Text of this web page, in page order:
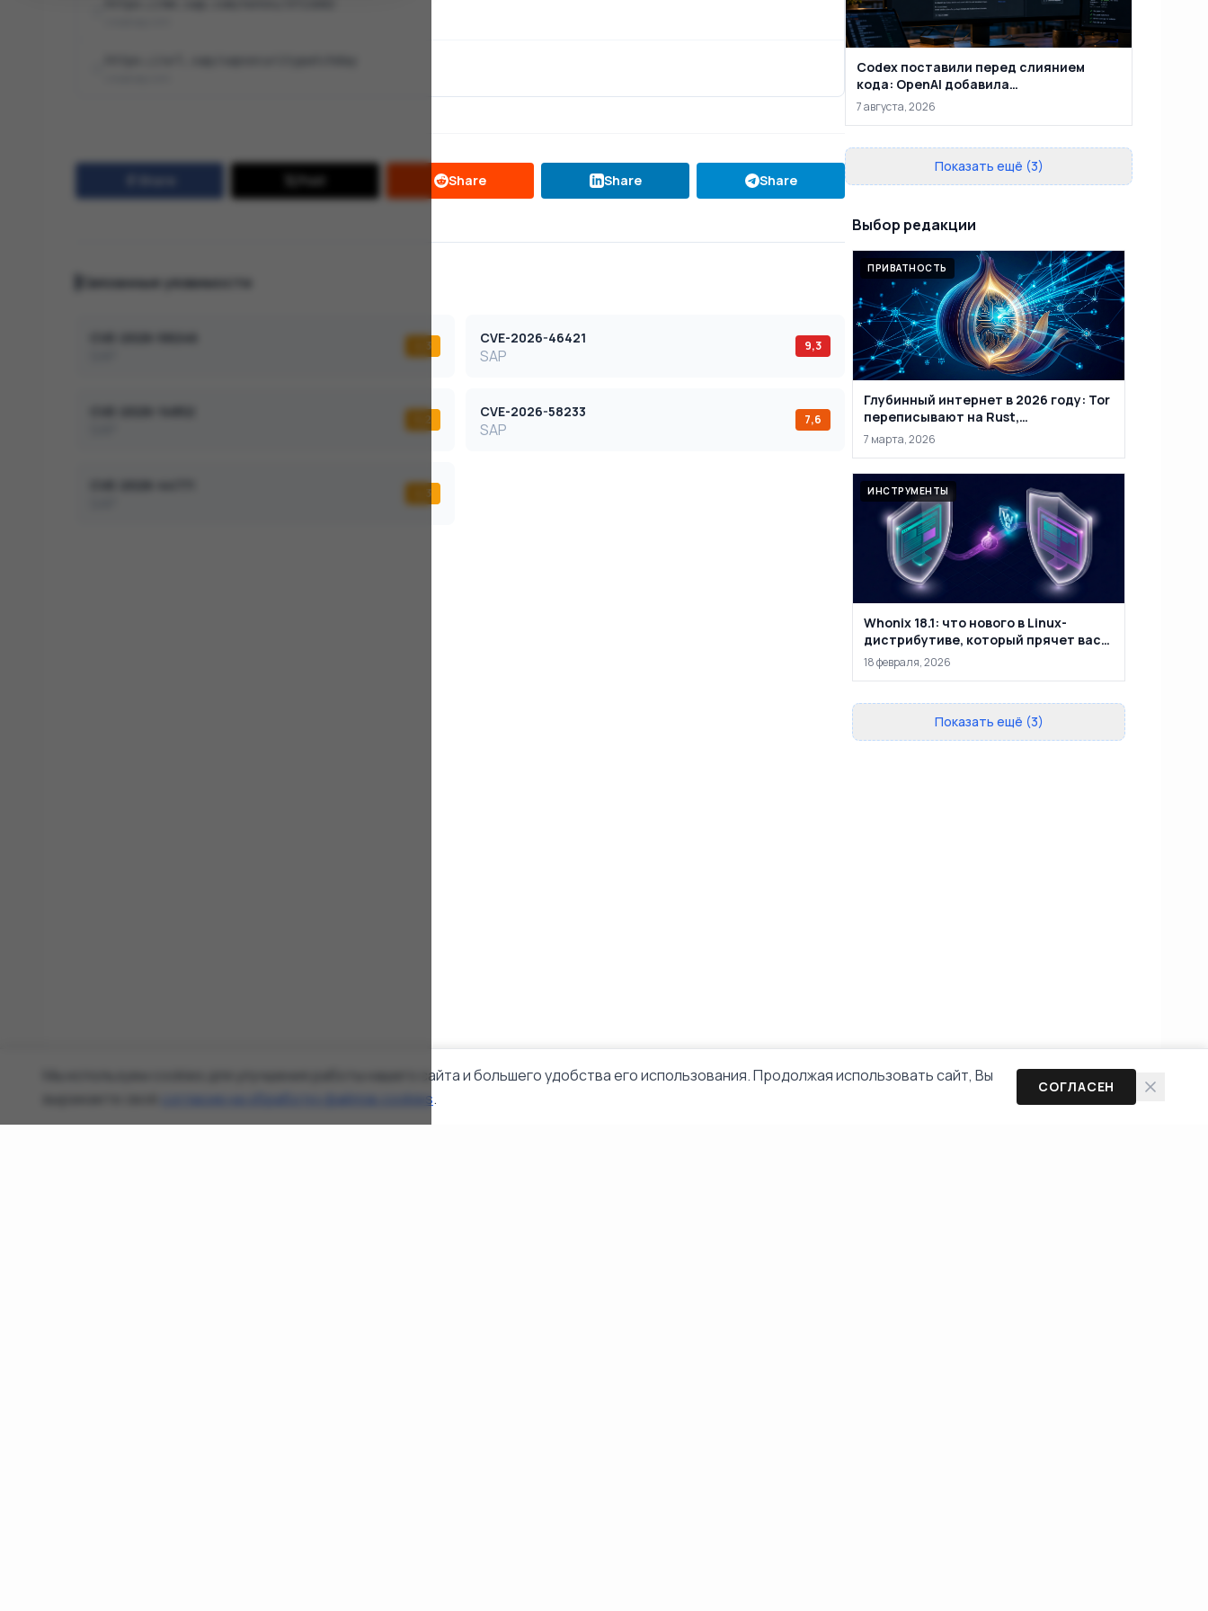
Post Share Share Share
Связанные уязвимости
4,3 CVE-2026-46421
SAP
9,3
5,2 CVE-2026-58233
SAP
7,6
4,3
Codex поставили перед слиянием
кода: OpenAI добавила
автоматическую проверку PR на
уязвимости
7 августа, 2026
Показать ещё (3)
Выбор редакции
ПРИВАТНОСТЬ
Глубинный интернет в 2026 году: Tor
переписывают на Rust,
маркетплейсы закрывают, а
анонимность уже не абсолютна
7 марта, 2026
ИНСТРУМЕНТЫ
Whonix 18.1: что нового в Linux-
дистрибутиве, который прячет вас
за двумя виртуальными машинами
18 февраля, 2026
Показать ещё (3)
Мы используем cookies для улучшения работы нашего сайта и большего удобства его использования. Продолжая использовать сайт, Вы
согласие на обработку файлов cookies.
СОГЛАСЕН